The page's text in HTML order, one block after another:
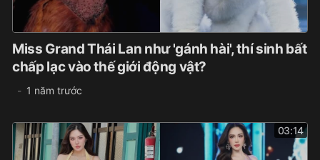
Miss Grand Thái Lan như 'gánh hài', thí sinh bất
chấp lạc vào thế giới động vật?
1 năm trước
03:14